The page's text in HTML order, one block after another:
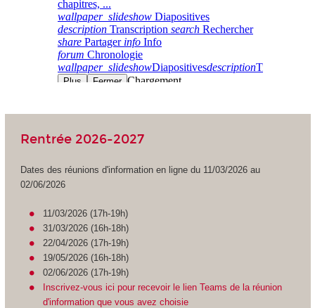
Rentrée 2026-2027
Dates des réunions d'information en ligne du 11/03/2026 au
02/06/2026
11/03/2026 (17h-19h)
31/03/2026 (16h-18h)
22/04/2026 (17h-19h)
19/05/2026 (16h-18h)
02/06/2026 (17h-19h)
Inscrivez-vous ici pour recevoir le lien Teams de la réunion
d'information que vous avez choisie